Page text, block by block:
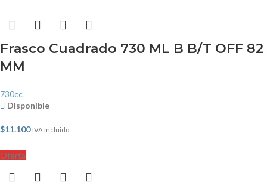
Frasco Cuadrado 730 ML B B/T OFF 82
MM
730cc
Disponible
$11.100 IVA Incluido
Oferta